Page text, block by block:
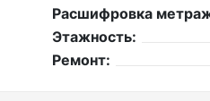
Расшифровка
Этажность:
Ремонт: